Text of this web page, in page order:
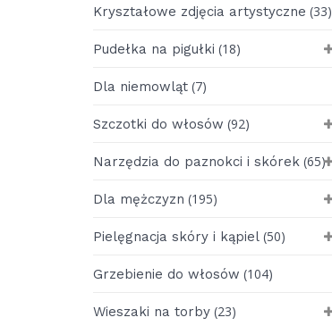
Kryształowe zdjęcia artystyczne (33)
Pudełka na pigułki (18)
Dla niemowląt (7)
Szczotki do włosów (92)
Narzędzia do paznokci i skórek (65)
Dla mężczyzn (195)
Pielęgnacja skóry i kąpiel (50)
Grzebienie do włosów (104)
Wieszaki na torby (23)